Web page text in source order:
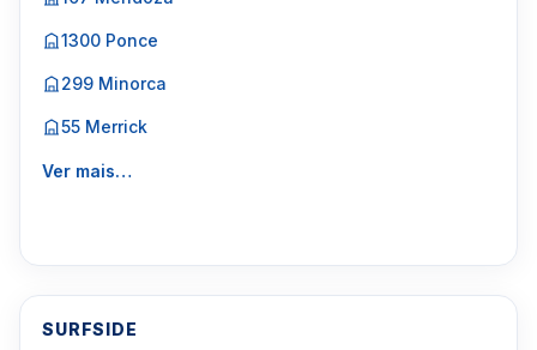
1300 Ponce
299 Minorca
55 Merrick
Ver mais…
SURFSIDE